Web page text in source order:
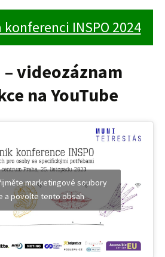
konferenci INSPO 2024
– videozáznam
na YouTube
marketingové soubory
a povolte tento obsah